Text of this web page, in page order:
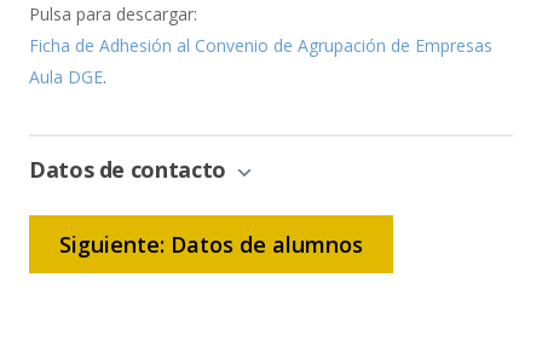
Pulsa para descargar:
Ficha de Adhesión al Convenio de Agrupación de Empresas
Aula DGE.
Datos de contacto
Siguiente: Datos de alumnos